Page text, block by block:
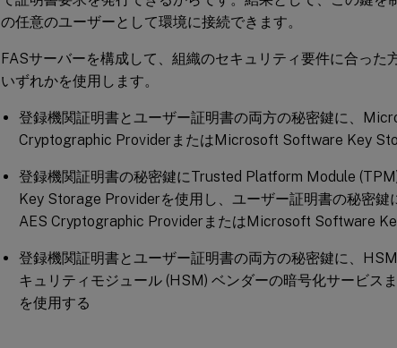
の任意のユーザーとして環境に接続できます。
FASサーバーを構成して、組織のセキュリティ要件に合った
いずれかを使用します。
登録機関証明書とユーザー証明書の両方の秘密鍵に、
Cryptographic ProviderまたはMicrosoft Software Key
登録機関証明書の秘密鍵にTrusted Platform Module
Key Storage Providerを使用し、ユーザー証明書の秘密
AES Cryptographic ProviderまたはMicrosoft Software
登録機関証明書とユーザー証明書の両方の秘密鍵に、
キュリティモジュール (HSM) ベンダーの暗号化サービス
を使用する